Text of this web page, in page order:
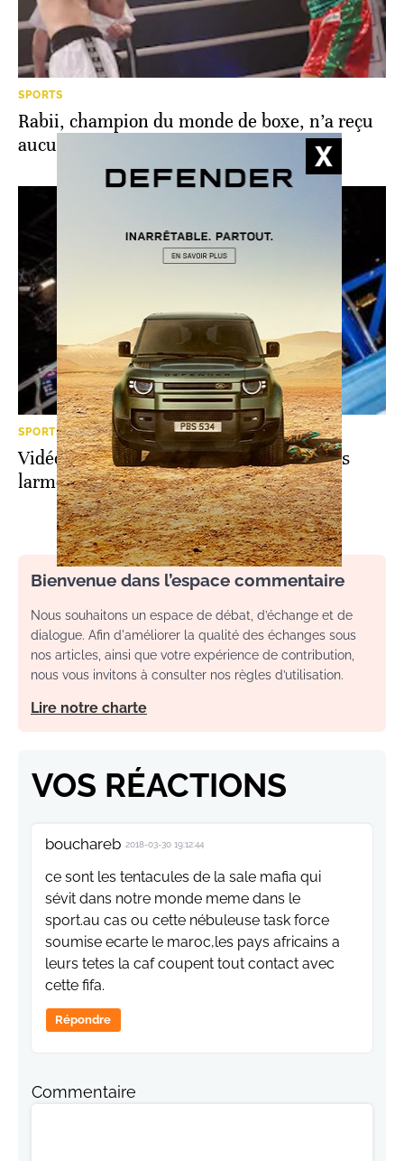
SPORTS
Rabii, champion du monde de boxe, n’a reçu
aucune récompense financière
SPORTS
Vidéo. Championnat de boxe de Doha: les
larmes de joie de Rabii
Bienvenue dans l’espace commentaire
Nous souhaitons un espace de débat, d’échange et de
dialogue. Afin d'améliorer la qualité des échanges sous
nos articles, ainsi que votre expérience de contribution,
nous vous invitons à consulter nos règles d’utilisation.
Lire notre charte
VOS RÉACTIONS
bouchareb 2018-03-30 19:12:44
ce sont les tentacules de la sale mafia qui
sévit dans notre monde meme dans le
sport.au cas ou cette nébuleuse task force
soumise ecarte le maroc,les pays africains a
leurs tetes la caf coupent tout contact avec
cette fifa.
Répondre
Commentaire